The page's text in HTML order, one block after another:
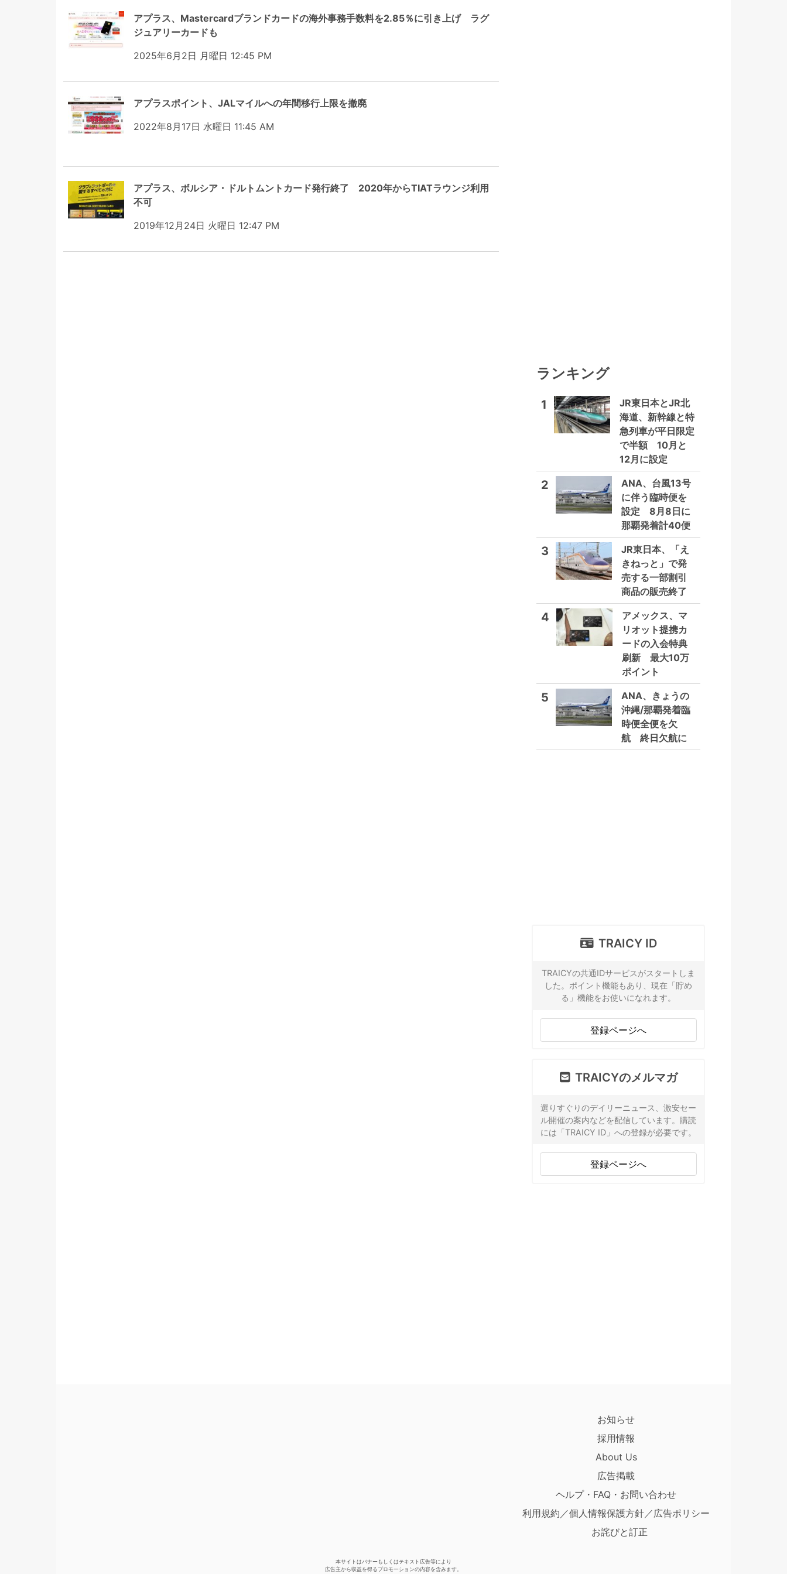
アプラス、Mastercardブランドカードの海外事務手数料を2.85％に引き上げ ラグ
ジュアリーカードも
2025年6月2日 月曜日 12:45 PM
アプラスポイント、JALマイルへの年間移行上限を撤廃
2022年8月17日 水曜日 11:45 AM
アプラス、ボルシア・ドルトムントカード発行終了 2020年からTIATラウンジ利用
不可
2019年12月24日 火曜日 12:47 PM
ランキング
1
JR東日本とJR北
海道、新幹線と特
急列車が平日限定
で半額 10月と
12月に設定
2
ANA、台風13号
に伴う臨時便を
設定 8月8日に
那覇発着計40便
3
JR東日本、「え
きねっと」で発
売する一部割引
商品の販売終了
4
アメックス、マ
リオット提携カ
ードの入会特典
刷新 最大10万
ポイント
5
ANA、きょうの
沖縄/那覇発着臨
時便全便を欠
航 終日欠航に
TRAICY ID
TRAICYの共通IDサービスがスタートしま
した。ポイント機能もあり、現在「貯め
る」機能をお使いになれます。
登録ページへ
TRAICYのメルマガ
選りすぐりのデイリーニュース、激安セー
ル開催の案内などを配信しています。購読
には「TRAICY ID」への登録が必要です。
登録ページへ
お知らせ
採用情報
About Us
広告掲載
ヘルプ・FAQ・お問い合わせ
利用規約／個人情報保護方針／広告ポリシー
お詫びと訂正
本サイトはバナーもしくはテキスト広告等により
広告主から収益を得るプロモーションの内容を含みます。